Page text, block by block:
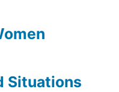
Situations